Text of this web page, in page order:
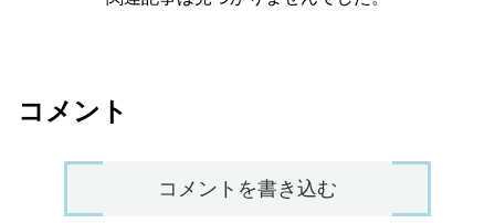
コメント
コメントを書き込む